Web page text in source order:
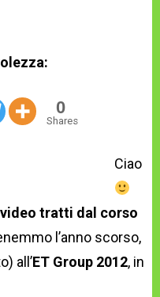
0
Shares
Ciao
tratti dal corso
l’anno scorso,
all’ET Group 2012, in